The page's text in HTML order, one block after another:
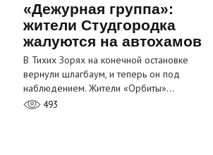
«Дежурная группа»:
жители Студгородка
жалуются на автохамов
В Тихих Зорях на конечной остановке
вернули шлагбаум, и теперь он под
наблюдением. Жители «Орбиты»…
493